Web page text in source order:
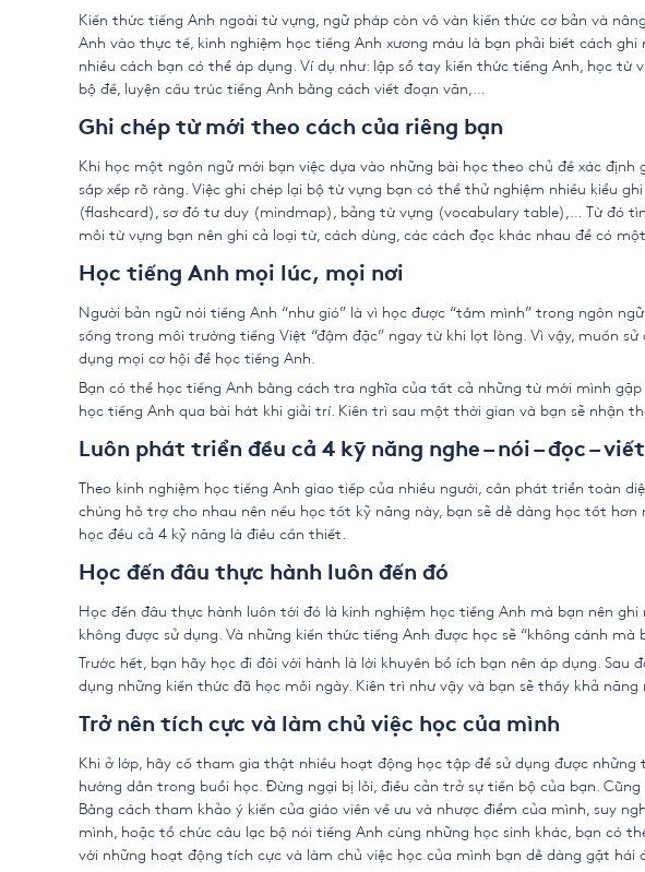
Kiến thức tiếng Anh ngoài từ vựng, ngữ pháp còn vô vàn kiến thức cơ bản và
Anh vào thực tế,
kinh nghiệm học tiếng Anh xương máu là bạn phải biết cách ghi
nhiều cách bạn có thể áp dụng. Ví dụ như: lập sổ tay kiến thức tiếng Anh, học từ
bộ đề, luyện cấu trúc tiếng Anh bằng cách viết đoạn văn,…
Ghi chép từ mới theo cách của riêng bạn
Khi học một ngôn ngữ mới bạn việc dựa vào những bài học theo chủ đề xác
sắp xếp rõ ràng. Việc ghi chép lại bộ từ vựng bạn có thể thử nghiệm nhiều kiểu
(flashcard), sơ đồ tư duy (mindmap), bảng từ vựng (vocabulary table),… Từ đó
mỗi từ vựng bạn nên ghi cả loại từ, cách dùng, các cách đọc khác nhau để có
Học tiếng Anh mọi lúc, mọi nơi
Người bản ngữ nói tiếng Anh “như gió” là vì học được “tắm mình” trong ngôn
sống trong môi trường tiếng Việt “đậm đặc” ngay từ khi lọt lòng. Vì vậy, muốn
dụng mọi cơ hội để học tiếng Anh.
Bạn có thể học tiếng Anh bằng cách tra nghĩa của tất cả những từ mới mình gặp
học tiếng Anh qua bài hát khi giải trí. Kiên trì sau một thời gian và bạn sẽ nhận
Luôn phát triển đều cả 4 kỹ năng nghe – nói – đọc – viết
Theo kinh nghiệm học tiếng Anh giao tiếp của nhiều người, cần phát triển toàn
chúng hỗ trợ cho nhau nên nếu học tốt kỹ năng này, bạn sẽ dễ dàng học tốt hơn
học đều cả 4 kỹ năng là điều cần thiết.
Học đến đâu thực hành luôn đến đó
Học đến đâu thực hành luôn tới đó là kinh nghiệm học tiếng Anh mà bạn nên ghi
không được sử dụng. Và những kiến thức tiếng Anh được học sẽ “không cánh mà
Trước hết, bạn hãy học đi đôi với hành là lời khuyên bổ ích bạn nên áp dụng.
dụng những kiến thức đã học mỗi ngày. Kiên trì như vậy và bạn sẽ thấy khả
Trở nên tích cực và làm chủ việc học của mình
Khi ở lớp, hãy cố tham gia thật nhiều hoạt động học tập để sử dụng được những
hướng dẫn trong buổi học. Đừng ngại bị lỗi, điều cản trở sự tiến bộ của bạn.
Bằng cách tham khảo ý kiến của giáo viên về ưu và nhược điểm của mình, suy
mình, hoặc tổ chức câu lạc bộ nói tiếng Anh cùng những học sinh khác, bạn có
với những hoạt động tích cực và làm chủ việc học của mình bạn dễ dàng gặt hái